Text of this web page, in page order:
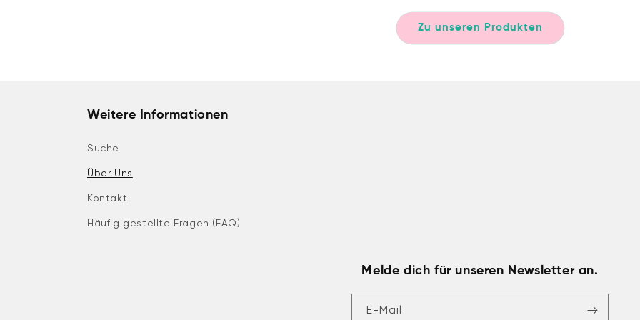
Zu unseren Produkten
Weitere Informationen
Suche
Über Uns
Kontakt
Häufig gestellte Fragen (FAQ)
Melde dich für unseren Newsletter an.
E-Mail